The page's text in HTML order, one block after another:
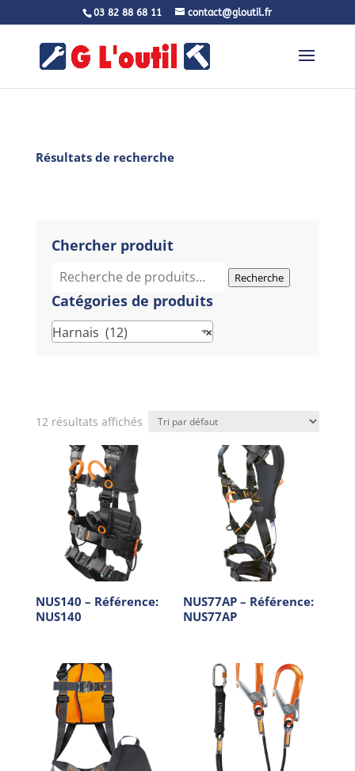
03 82 88 68 11 contact@gloutil.fr
Résultats de recherche
Chercher produit
Recherche
pour :
Recherche
Catégories de produits
×
Harnais (12)
12 résultats affichés
NUS140 – Référence:
NUS140
NUS77AP – Référence:
NUS77AP